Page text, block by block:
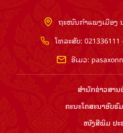
ຖະໜົນກຳແພງເມືອງ
ໂທລະສັບ:
ອີເມວ:
ສຳ​ນັກ​ຂ່າວ​ສາ
ຄະນະໂຄສະນາອົບ
ໜັງສືພິມ ປະ​